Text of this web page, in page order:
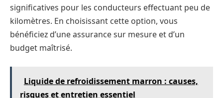
significatives pour les conducteurs effectuant peu de
kilomètres. En choisissant cette option, vous
bénéficiez d’une assurance sur mesure et d’un
budget maîtrisé.
Liquide de refroidissement marron : causes,
risques et entretien essentiel